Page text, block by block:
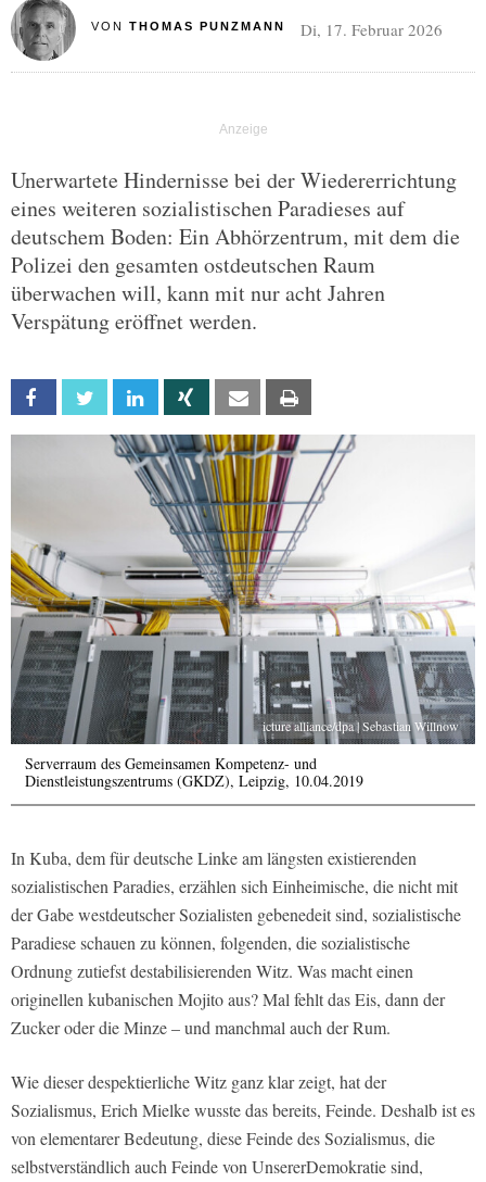
VON THOMAS PUNZMANN Di, 17. Februar 2026
Unerwartete Hindernisse bei der Wiedererrichtung
eines weiteren sozialistischen Paradieses auf
deutschem Boden: Ein Abhörzentrum, mit dem die
Polizei den gesamten ostdeutschen Raum
überwachen will, kann mit nur acht Jahren
Verspätung eröffnet werden.
Facebook Twitter Linkedin Xing Email
icture alliance/dpa | Sebastian Willnow
Serverraum des Gemeinsamen Kompetenz- und
Dienstleistungszentrums (GKDZ), Leipzig, 10.04.2019
In Kuba, dem für deutsche Linke am längsten existierenden
sozialistischen Paradies, erzählen sich Einheimische, die nicht mit
der Gabe westdeutscher Sozialisten gebenedeit sind, sozialistische
Paradiese schauen zu können, folgenden, die sozialistische
Ordnung zutiefst destabilisierenden Witz. Was macht einen
originellen kubanischen Mojito aus? Mal fehlt das Eis, dann der
Zucker oder die Minze – und manchmal auch der Rum.
Wie dieser despektierliche Witz ganz klar zeigt, hat der
Sozialismus, Erich Mielke wusste das bereits, Feinde. Deshalb ist es
von elementarer Bedeutung, diese Feinde des Sozialismus, die
selbstverständlich auch Feinde von UnsererDemokratie sind,